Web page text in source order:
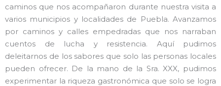
caminos que nos acompañaron durante nuestra visita a
varios municipios y localidades de Puebla. Avanzamos
por caminos y calles empedradas que nos narraban
cuentos de lucha y resistencia. Aquí pudimos
deleitarnos de los sabores que solo las personas locales
pueden ofrecer. De la mano de la Sra. XXX, pudimos
experimentar la riqueza gastronómica que solo se logra